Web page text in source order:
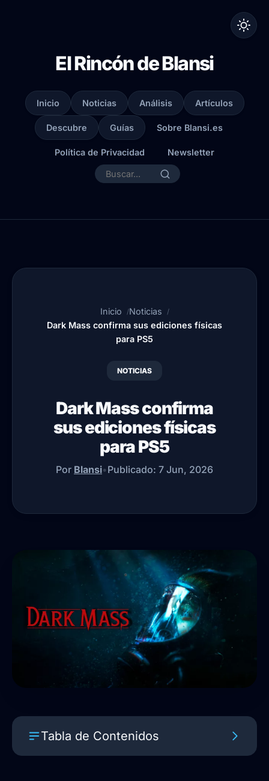
El Rincón de Blansi
Inicio Noticias Análisis Artículos
Descubre Guías Sobre Blansi.es
Política de Privacidad Newsletter
Inicio
Noticias
Dark Mass confirma sus ediciones físicas
para PS5
NOTICIAS
Dark Mass confirma
sus ediciones físicas
para PS5
Por Blansi•Publicado: 7 Jun, 2026
Tabla de Contenidos